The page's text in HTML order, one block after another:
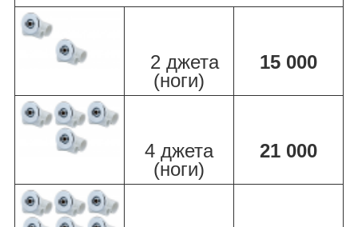
2 джета
(ноги)
15 000
4 джета
(ноги)
21 000